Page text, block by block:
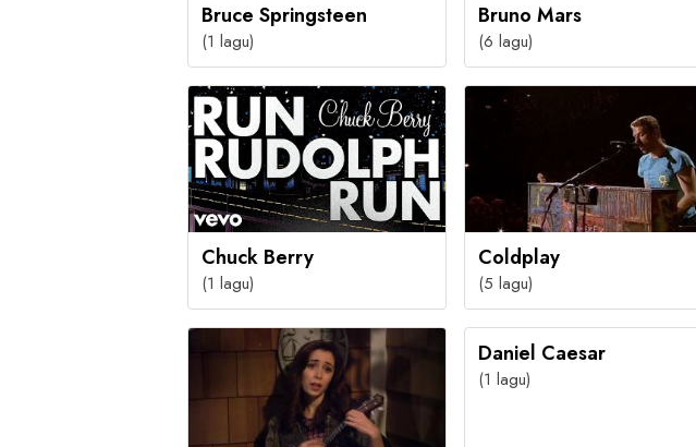
Bruce Springsteen
(1 lagu)
Bruno Mars
(6 lagu)
Chuck Berry
(1 lagu)
Coldplay
(5 lagu)
Daniel Caesar
(1 lagu)